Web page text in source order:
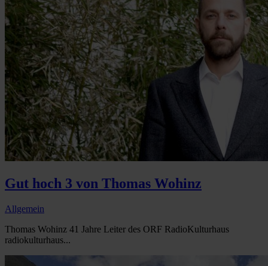
Gut hoch 3 von Thomas Wohinz
Allgemein
Thomas Wohinz 41 Jahre Leiter des ORF RadioKulturhaus
radiokulturhaus...